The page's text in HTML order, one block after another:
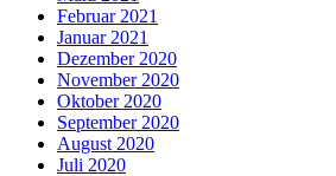
Februar 2021
Januar 2021
Dezember 2020
November 2020
Oktober 2020
September 2020
August 2020
Juli 2020